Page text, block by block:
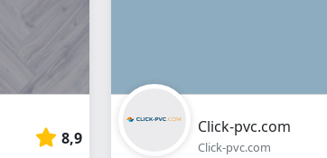
8,9
Click-pvc.com
Click-pvc.com